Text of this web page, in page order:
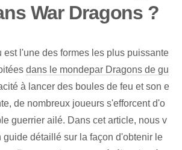
War Dragons ?
est l'une des formes les plus puissante
dans le mondepar Dragons de gu
à lancer des boules de feu et son e
de nombreux joueurs s'efforcent d'o
guerrier ailé. Dans cet article, nous v
guide détaillé sur la façon d'obtenir le